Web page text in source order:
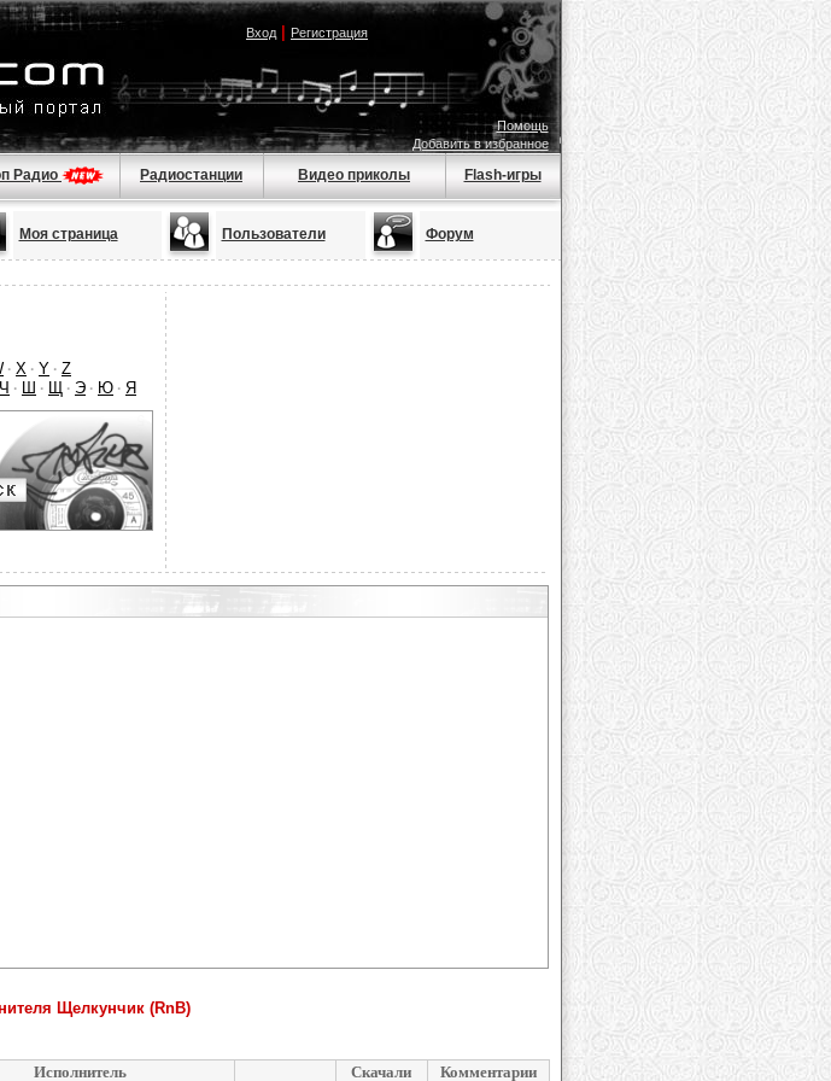
Вход| Регистрация
Помощь
Добавить в избранное
Радио Радиостанции Видео приколы Flash-игры
Моя страница Пользователи Форум
· X · Y · Z
Ч · Ш · Щ · Э · Ю · Я
Щелкунчик (RnB)
Исполнитель Скачали Комментарии